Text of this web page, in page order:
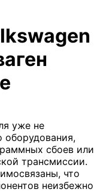
уже не
оборудования,
сбоев или
трансмиссии.
что
неизбежно